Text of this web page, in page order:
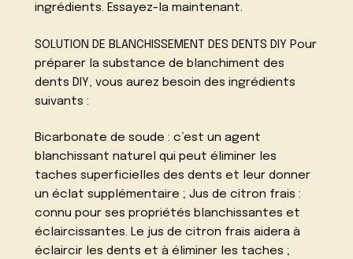
ingrédients. Essayez-la maintenant.
SOLUTION DE BLANCHISSEMENT DES DENTS DIY Pour
préparer la substance de blanchiment des
dents DIY, vous aurez besoin des ingrédients
suivants :
Bicarbonate de soude : c’est un agent
blanchissant naturel qui peut éliminer les
taches superficielles des dents et leur donner
un éclat supplémentaire ; Jus de citron frais :
connu pour ses propriétés blanchissantes et
éclaircissantes. Le jus de citron frais aidera à
éclaircir les dents et à éliminer les taches ;